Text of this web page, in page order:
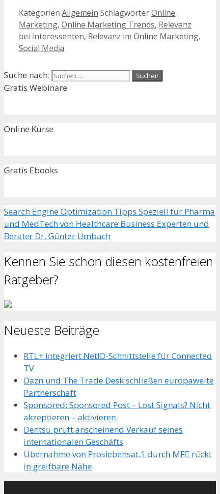
Kategorien Allgemein SchlagwörterOnline
Marketing, Online Marketing Trends, Relevanz
bei Interessenten, Relevanz im Online Marketing,
Social Media
Suche nach:
Gratis Webinare
Online Kurse
Gratis Ebooks
Search Engine Optimization Tipps Speziell für Pharma
und MedTech von Healthcare Business Experten und
Berater Dr. Günter Umbach
Kennen Sie schon diesen kostenfreien
Ratgeber?
Neueste Beiträge
RTL+ integriert NetID-Schnittstelle für Connected
TV
Dazn und The Trade Desk schließen europaweite
Partnerschaft
Sponsored: Sponsored Post – Lost Signals? Nicht
akzeptieren – aktivieren.
Dentsu prüft anscheinend Verkauf seines
internationalen Geschäfts
Übernahme von Prosiebensat.1 durch MFE rückt
in greifbare Nähe